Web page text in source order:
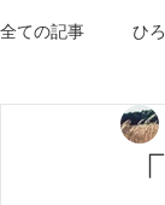
全ての記事 ひ